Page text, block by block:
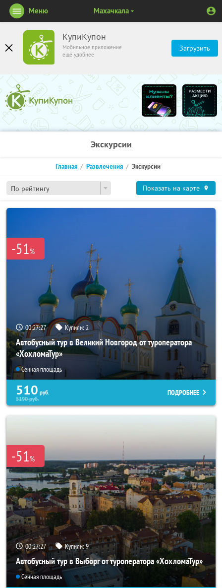
КупиКупон
Мобильное приложение
ещё удобнее
Загрузить
Меню Махачкала
Экскурсии
По рейтингу
Главная Развлечения Экскурсии
Показать на карте
-51%
00:27:26 Купили: 2
Автобусный тур в Великий Новгород от туроператора
«ХохломаТур»
Сенная площадь
510 руб.
5190руб.
ПОДРОБНЕЕ
-51%
00:27:26 Купили:9
Автобусный тур в Выборг от туроператора «ХохломаТур»
Сенная площадь